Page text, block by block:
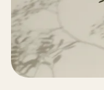
Livraison
Blog